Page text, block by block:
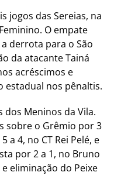
jogos das Sereias, na
O empate
derrota para o São
da atacante Tainá
acréscimos e
estadual nos pênaltis.
dos Meninos da Vila.
sobre o Grêmio por 3
a 4, no CT Rei Pelé, e
por 2 a 1, no Bruno
eliminação do Peixe